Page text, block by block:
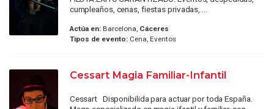
cumpleaños, cenas, fiestas privadas, ...
Actúa en:Barcelona, Cáceres
Tipos de evento:Cena, Eventos
Cessart Magia Familiar-Infantil
Cessart Disponibilida para actuar por toda España.